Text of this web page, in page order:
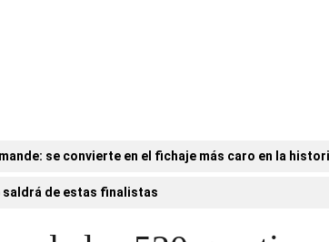
se convierte en el fichaje más caro en la
saldrá de estas finalistas